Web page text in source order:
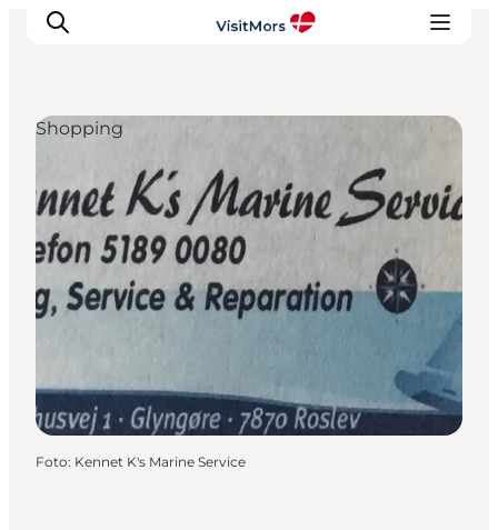
Aktiviteter
Oplevelser
Info om Mors
Overnatning
Pakketure / Ferieophold
Shopping
Foto: Kennet K's Marine Service